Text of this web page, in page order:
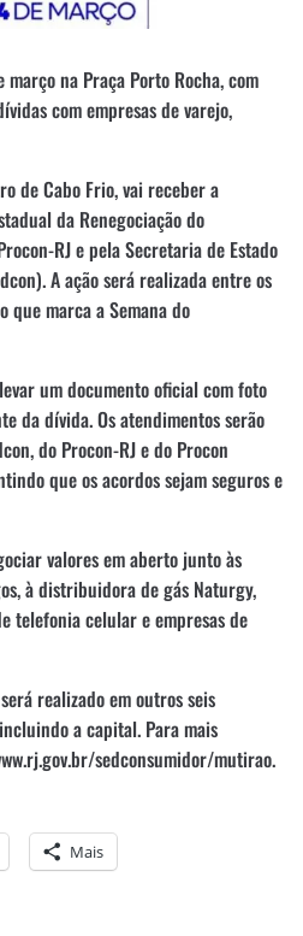
março na Praça Porto Rocha, com
com empresas de varejo,
de Cabo Frio, vai receber a
da Renegociação do
RJ e pela Secretaria de Estado
A ação será realizada entre os
que marca a Semana do
um documento oficial com foto
da dívida. Os atendimentos serão
do Procon-RJ e do Procon
que os acordos sejam seguros e
valores em aberto junto às
à distribuidora de gás Naturgy,
telefonia celular e empresas de
realizado em outros seis
a capital. Para mais
sedconsumidor/mutirao.
Mais